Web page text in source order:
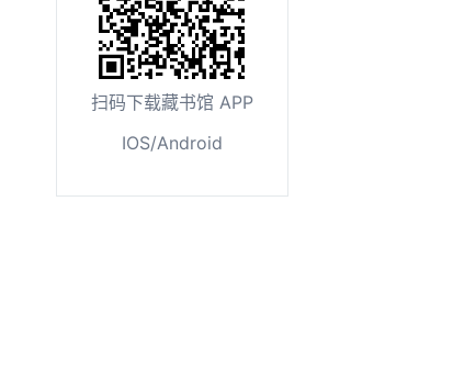
扫码下载藏书馆 APP
IOS/Android